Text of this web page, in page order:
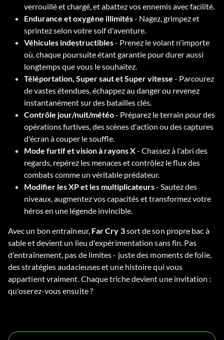
verrouillé et chargé, et abattez vos ennemis avec facilité.
Endurance et oxygène illimités- Nagez, grimpez et
sprintez selon votre soif d'aventure.
Véhicules indestructibles- Prenez le volant n'importe
où, chaque poursuite étant garantie pour durer aussi
longtemps que vous le souhaitez.
Téléportation, Super saut et Super vitesse - Parcourez
de vastes étendues, échappez au danger ou revenez
instantanément sur des batailles clés.
Contrôle jour/nuit/météo- Préparez le terrain pour des
opérations furtives, des scènes d'action ou des captures
d'écran à couper le souffle.
Mode furtif et vision à rayons X- Chassez à l'abri des
regards, repérez les menaces et contrôlez le flux des
combats comme un véritable prédateur.
Modifier les XP et les multiplicateurs- Sautez des
niveaux, augmentez vos capacités et transformez votre
héros en une légende invincible.
Avec un bon entraîneur, Far Cry 3sort de son propre bac à
sable et devient un lieu d'expérimentation sans fin. Pas
d'entraînement, pas de limites - juste des moments de folie,
des stratégies audacieuses et une histoire qui vous
appartient vraiment. Chaque triche devient une invitation :
qu'oserez-vous ensuite ?